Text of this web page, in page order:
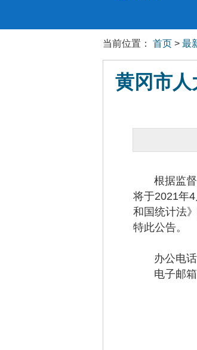
当前位置： 首页 > 最
黄冈市
根据监督
将于2021年
和国统计法
特此公告。
办公电话
电子邮箱